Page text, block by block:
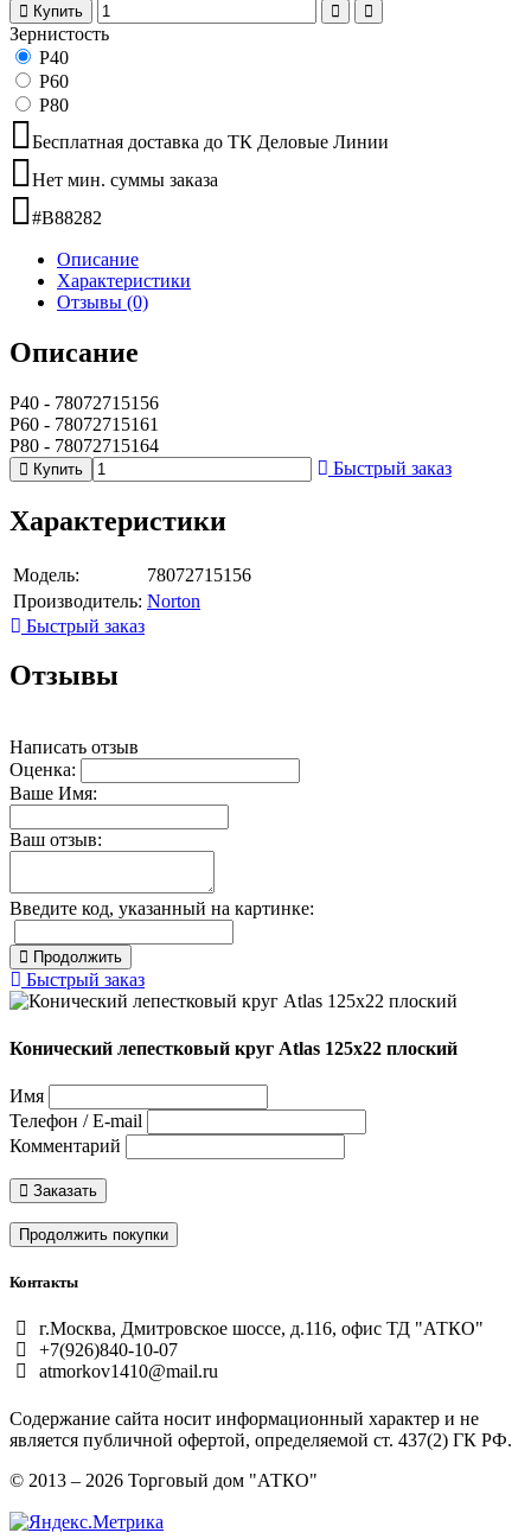
Купить
Зернистость
Р40
Р60
Р80
Бесплатная доставка до ТК Деловые Линии
Нет мин. суммы заказа
#B88282
Описание
Характеристики
Отзывы (0)
Описание
Р40 - 78072715156
Р60 - 78072715161
Р80 - 78072715164
Купить Быстрый заказ
Характеристики
Модель:
78072715156
Производитель: Norton
Быстрый заказ
Отзывы
Написать отзыв
Оценка:
Ваше Имя:
Ваш отзыв:
Введите код, указанный на картинке:
Продолжить
Быстрый заказ
Конический лепестковый круг Atlas 125х22 плоский
Имя
Телефон / E-mail
Комментарий
Заказать
Продолжить покупки
Контакты
г.Москва, Дмитровское шоссе, д.116, офис ТД "АТКО"
+7(926)840-10-07
atmorkov1410@mail.ru
Содержание сайта носит информационный характер и не
является публичной офертой, определяемой ст. 437(2) ГК РФ.
© 2013 – 2026 Торговый дом "АТКО"